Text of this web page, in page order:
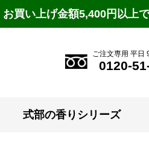
お買い上げ金額5,400円以上
ご注文専用 平日
0120-
式部の香りシリーズ